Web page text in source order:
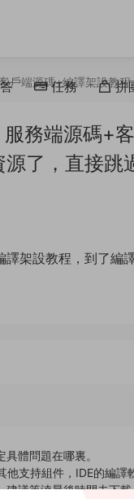
任務 拼
端源碼+編譯架設教
務端源碼+
了，直接跳
架設教程，到了編
體問題在哪裏。
支持組件，IDE的編譯
議等淩晨後時間去下